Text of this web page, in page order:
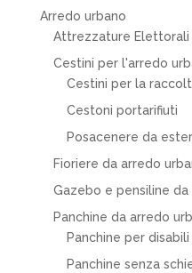
Arredo urbano
Attrezzature Elettorali
Cestini per l'arredo
Cestini per la
Cestoni portarifiuti
Posacenere da
Fioriere da arredo
Gazebo e pensiline
Panchine da arredo
Panchine per disabili
Panchine senza